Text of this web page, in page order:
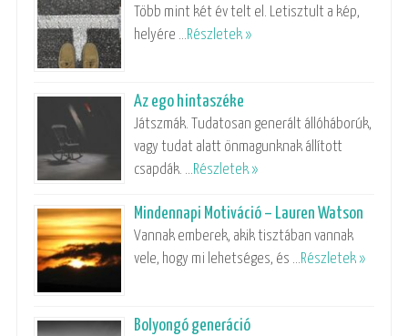
Több mint két év telt el. Letisztult a kép,
helyére …Részletek »
Az ego hintaszéke
Játszmák. Tudatosan generált állóháborúk,
vagy tudat alatt önmagunknak állított
csapdák. …Részletek »
Mindennapi Motiváció – Lauren Watson
Vannak emberek, akik tisztában vannak
vele, hogy mi lehetséges, és …Részletek »
Bolyongó generáció